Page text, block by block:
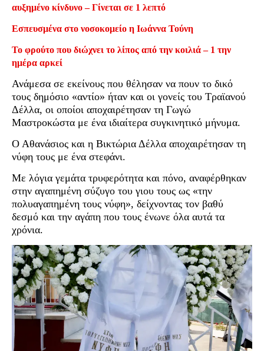
αυξημένο κίνδυνο – Γίνεται σε 1 λεπτό
Εσπευσμένα στο νοσοκομείο η Ιωάννα Τούνη
Το φρούτο που διώχνει το λίπος από την κοιλιά – 1 την
ημέρα αρκεί
Ανάμεσα σε εκείνους που θέλησαν να πουν το δικό
τους δημόσιο «αντίο» ήταν και οι γονείς του Τραϊανού
Δέλλα, οι οποίοι αποχαιρέτησαν τη Γωγώ
Μαστροκώστα με ένα ιδιαίτερα συγκινητικό μήνυμα.
Ο Αθανάσιος και η Βικτώρια Δέλλα αποχαιρέτησαν τη
νύφη τους με ένα στεφάνι.
Με λόγια γεμάτα τρυφερότητα και πόνο, αναφέρθηκαν
στην αγαπημένη σύζυγο του γιου τους ως «την
πολυαγαπημένη τους νύφη», δείχνοντας τον βαθύ
δεσμό και την αγάπη που τους ένωνε όλα αυτά τα
χρόνια.